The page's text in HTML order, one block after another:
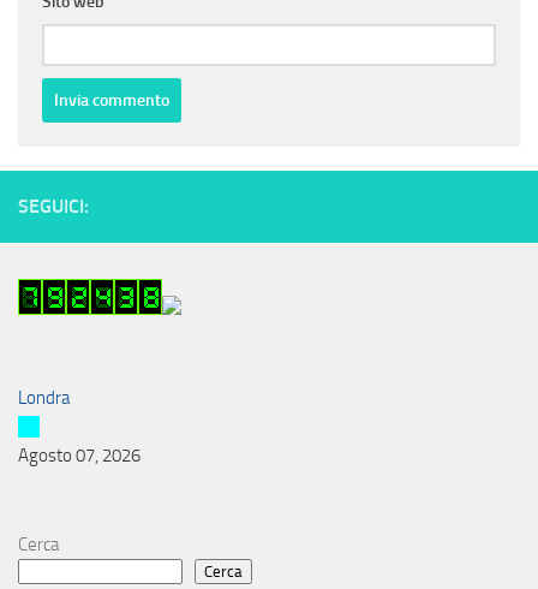
SEGUICI:
Londra
Agosto 07, 2026
Cerca
Cerca